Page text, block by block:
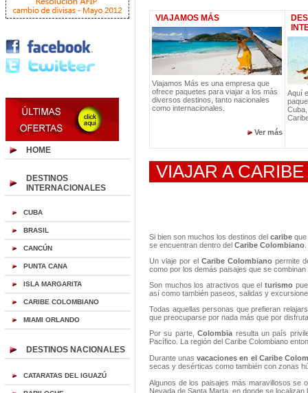
HOME
DESTINOS
INTERNACIONALES
CUBA
BRASIL
CANCÚN
PUNTA CANA
ISLA MARGARITA
CARIBE COLOMBIANO
MIAMI ORLANDO
DESTINOS NACIONALES
CATARATAS DEL IGUAZÚ
VIAJAMOS MÁS
Viajamos Más es una empresa que
ofrece paquetes para viajar a los más
diversos destinos, tanto nacionales
como internacionales.
Ver más
Aquí
VIAJAR A
Si bien son muchos los destinos delcaribe
se encuentran dentro del Caribe Colombiano
Un viaje por el Caribe Colombianopermite
como por los demás paisajes que se
Son muchos los atractivos que elturismo
así como también paseos, salidas y
Todas aquellas personas que prefieran
que preocuparse por nada más que por
Por su parte,Colombia resulta un país
Pacífico. La región del Caribe Colombiano
Durante unasvacaciones en el Caribe
secas y desérticas como también con zonas
Algunos de los paisajes más maravillosos se
Nevada de Santa Marta, en donde se